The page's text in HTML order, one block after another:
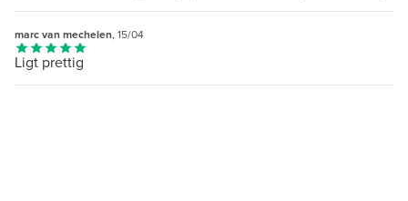
marc van mechelen, 15/04
Ligt prettig